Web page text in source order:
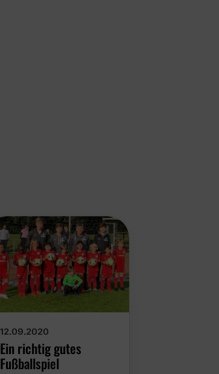
12.09.2020
Ein richtig gutes
Fußballspiel